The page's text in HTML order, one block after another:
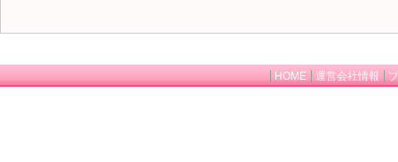
HOME 運営会社情報